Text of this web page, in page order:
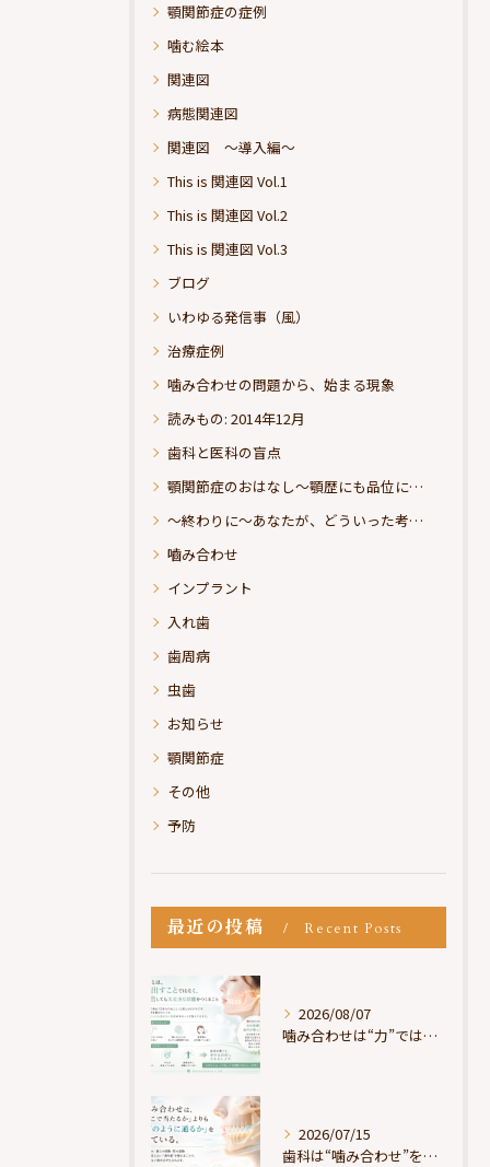
顎関節症の症例
噛む絵本
関連図
病態関連図
関連図 ～導入編～
This is 関連図 Vol.1
This is 関連図 Vol.2
This is 関連図 Vol.3
ブログ
いわゆる発信事（風）
治療症例
噛み合わせの問題から、始まる現象
読みもの: 2014年12月
歯科と医科の盲点
顎関節症のおはなし～顎歴にも品位にこだわりたい
～終わりに～あなたが、どういった考えの治療をお求めになられるのか？
嚙み合わせ
インプラント
入れ歯
歯周病
虫歯
お知らせ
顎関節症
その他
予防
最近の投稿 Recent Posts
2026/08/07
噛み合わせは“力”ではなく“許可”である
2026/07/15
歯科は“噛み合わせ”を見ているが、身体は“通り道”を見ている